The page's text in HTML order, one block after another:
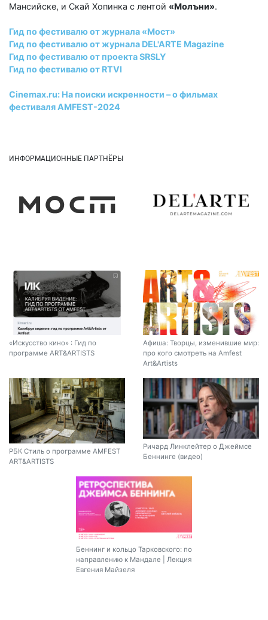
Мансийске, и Скай Хопинка с лентой «Молъни».
Гид по фестивалю от журнала «Мост»
Гид по фестивалю от журнала DEL'ARTE Magazine
Гид по фестивалю от проекта SRSLY
Гид по фестивалю от RTVI
Cinemax.ru: На поиски искренности – о фильмах
фестиваля AMFEST-2024
ИНФОРМАЦИОННЫЕ ПАРТНЁРЫ
«Искусство кино» : Гид по
программе ART&ARTISTS
Афиша: Творцы, изменившие мир:
про кого смотреть на Amfest
Art&Artists
РБК Стиль о программе AMFEST
ART&ARTISTS
Ричард Линклейтер о Джеймсе
Беннинге (видео)
Беннинг и кольцо Тарковского: по
направлению к Мандале | Лекция
Евгения Майзеля